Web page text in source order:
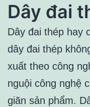
Dây đai
Dây đai thép hay
dây đai thép
xuất theo công
nguội công nghệ
giãn sản phẩm.